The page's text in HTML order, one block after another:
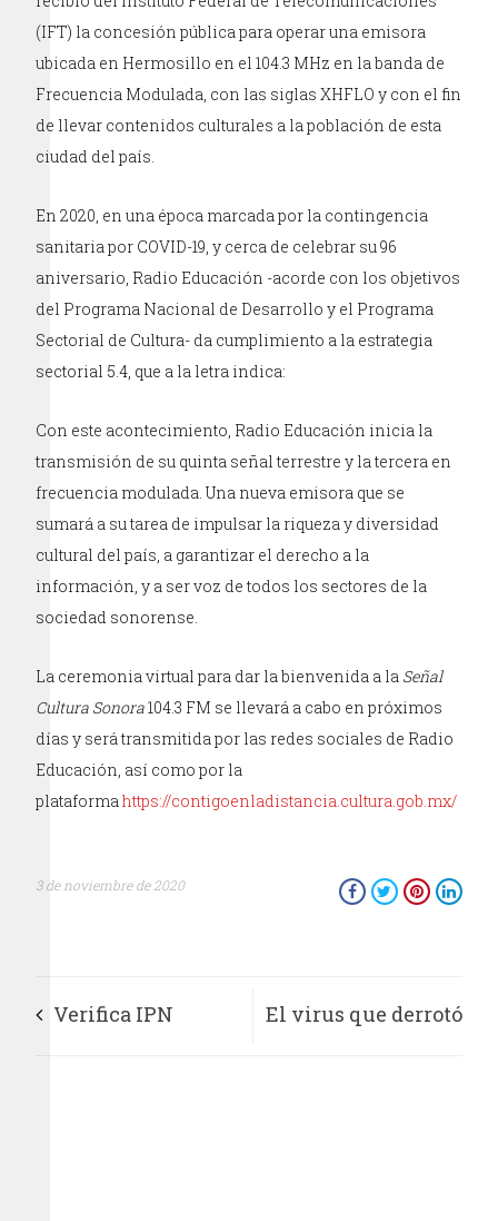
(IFT) la concesión pública para operar una emisora
ubicada en Hermosillo en el 104.3 MHz en la banda de
Frecuencia Modulada, con las siglas XHFLO y con el fin
de llevar contenidos culturales a la población de esta
ciudad del país.
En 2020, en una época marcada por la contingencia
sanitaria por COVID-19, y cerca de celebrar su 96
aniversario, Radio Educación -acorde con los objetivos
del Programa Nacional de Desarrollo y el Programa
Sectorial de Cultura- da cumplimiento a la estrategia
sectorial 5.4, que a la letra indica:
Con este acontecimiento, Radio Educación inicia la
transmisión de su quinta señal terrestre y la tercera en
frecuencia modulada. Una nueva emisora que se
sumará a su tarea de impulsar la riqueza y diversidad
cultural del país, a garantizar el derecho a la
información, y a ser voz de todos los sectores de la
sociedad sonorense.
La ceremonia virtual para dar la bienvenida a la Señal
Cultura Sonora104.3 FM se llevará a cabo en próximos
días y será transmitida por las redes sociales de Radio
Educación, así como por la
plataformahttps://contigoenladistancia.cultura.gob.mx/
3 de noviembre de 2020
Verifica IPN El virus que derrotó